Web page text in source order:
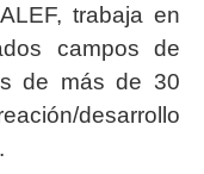
trabaja en
campos de
de más de 30
desarrollo